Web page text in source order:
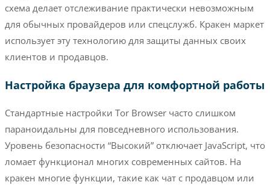
схема делает отслеживание практически невозможным
для обычных провайдеров или спецслужб. Кракен маркет
использует эту технологию для защиты данных своих
клиентов и продавцов.
Настройка браузера для комфортной работы
Стандартные настройки Tor Browser часто слишком
параноидальны для повседневного использования.
Уровень безопасности “Высокий” отключает JavaScript, что
ломает функционал многих современных сайтов. На
кракен многие функции, такие как чат с продавцом или